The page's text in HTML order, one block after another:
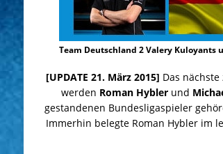
Team Deutschland 2 Valery Kuloyants
[UPDATE 21. März 2015] Das
werden Roman Hyblerund
gestandenen Bundesligaspieler
Immerhin belegte Roman Hybler im